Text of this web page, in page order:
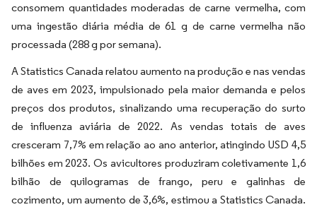
consomem quantidades moderadas de carne vermelha, com
uma ingestão diária média de 61 g de carne vermelha não
processada (288 g por semana).
A Statistics Canada relatou aumento na produção e nas vendas
de aves em 2023, impulsionado pela maior demanda e pelos
preços dos produtos, sinalizando uma recuperação do surto
de influenza aviária de 2022. As vendas totais de aves
cresceram 7,7% em relação ao ano anterior, atingindo USD 4,5
bilhões em 2023. Os avicultores produziram coletivamente 1,6
bilhão de quilogramas de frango, peru e galinhas de
cozimento, um aumento de 3,6%, estimou a Statistics Canada.